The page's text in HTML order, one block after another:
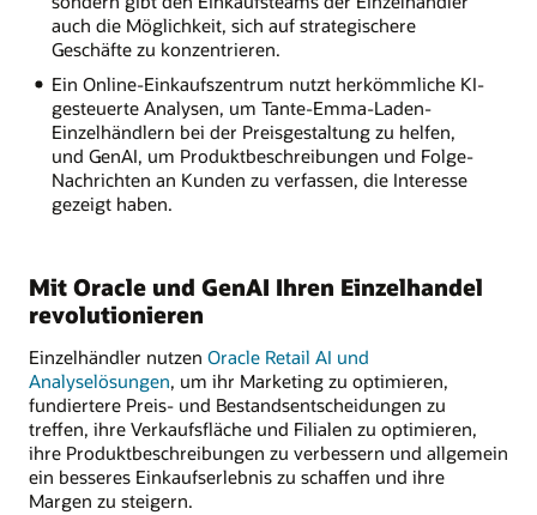
auch die Möglichkeit, sich auf strategischere
Geschäfte zu konzentrieren.
Ein Online-Einkaufszentrum nutzt herkömmliche KI-
gesteuerte Analysen, um Tante-Emma-Laden-
Einzelhändlern bei der Preisgestaltung zu helfen,
und GenAI, um Produktbeschreibungen und Folge-
Nachrichten an Kunden zu verfassen, die Interesse
gezeigt haben.
Mit Oracle und GenAI Ihren Einzelhandel
revolutionieren
Einzelhändler nutzen Oracle Retail AI und
Analyselösungen, um ihr Marketing zu optimieren,
fundiertere Preis- und Bestandsentscheidungen zu
treffen, ihre Verkaufsfläche und Filialen zu optimieren,
ihre Produktbeschreibungen zu verbessern und allgemein
ein besseres Einkaufserlebnis zu schaffen und ihre
Margen zu steigern.